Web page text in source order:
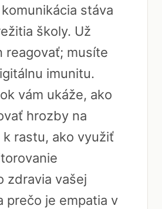
stáva
školy. Už
reagovať; musíte
imunitu.
vám ukáže, ako
hrozby na
rastu, ako využiť
zdravia vašej
prečo je empatia v